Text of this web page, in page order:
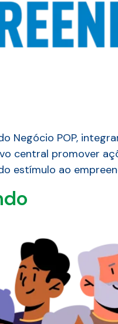
Negócio POP,
central promover
estímulo ao